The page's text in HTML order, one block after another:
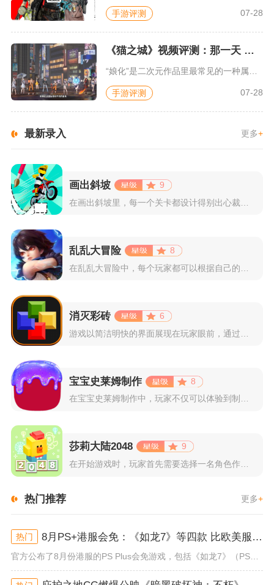
手游评测 07-28
《猫之城》视频评测：那一天 我家的猫变成了猫娘
“娘化”是二次元作品里最常见的一种属性，这种属性不分物种、不...
手游评测 07-28
最新录入 更多+
画出斜坡
9
乱乱大冒险
8
消灭彩砖
6
宝宝史莱姆制作
8
在宝宝史莱姆制作中，玩家不仅可以体验到制作史莱姆的乐趣，还能...
莎莉大陆2048
9
在开始游戏时，玩家首先需要选择一名角色作为自己的代表，在神秘...
热门推荐 更多+
热门 8月PS+港服会免：《如龙7》等四款 比欧美服多一款
官方公布了8月份港服的PS Plus会免游戏，包括《如龙7》（PS4/PS5）、《小小梦魇》（PS4）、《托尼霍克职业滑...